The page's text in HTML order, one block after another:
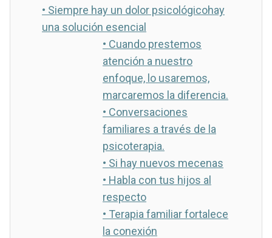
• Siempre hay un dolor psicológicohay
una solución esencial
• Cuando prestemos
atención a nuestro
enfoque, lo usaremos,
marcaremos la diferencia.
• Conversaciones
familiares a través de la
psicoterapia.
• Si hay nuevos mecenas
• Habla con tus hijos al
respecto
• Terapia familiar fortalece
la conexión